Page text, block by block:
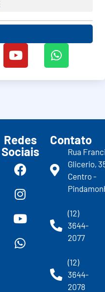
Redes
Sociais
Contato
Rua
Glicerio,
Centro -
(12)
3644-
2077
(12)
3644-
2078